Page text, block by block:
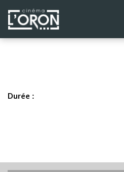
Durée :